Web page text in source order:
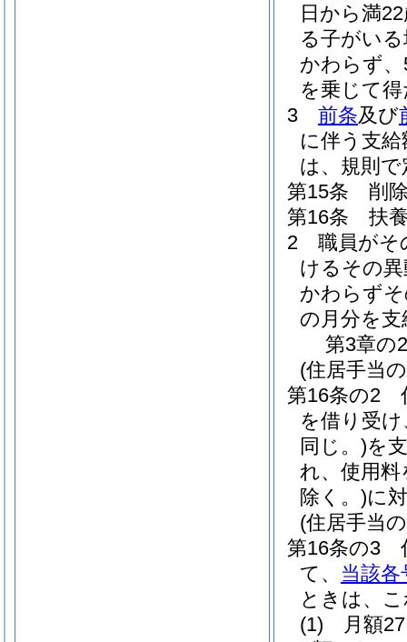
日から満
る子がい
かわらず
を乗じて
3
前条及び
に伴う支
は、規則
第15条
削
第16条
扶
2
職員がそ
けるその
かわらず
の月分を
第3章の2
(住居手当
第16条の2
を借り受
同じ。)を
れ、使用
除く。)に
(住居手当
第16条の3
て、 当該各
ときは、
(1)
月額